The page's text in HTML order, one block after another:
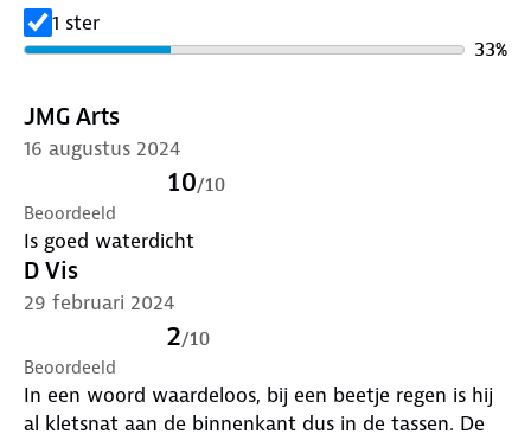
1 ster
33%
JMG Arts
16 augustus 2024
10/10
Beoordeeld
Is goed waterdicht
D Vis
29 februari 2024
2/10
Beoordeeld
In een woord waardeloos, bij een beetje regen is hij
al kletsnat aan de binnenkant dus in de tassen. De